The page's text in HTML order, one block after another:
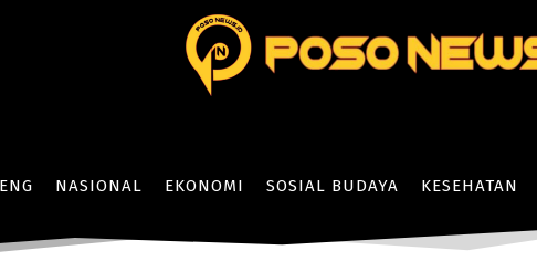
NASIONAL EKONOMI SOSIAL BUDAYA KESEHATAN